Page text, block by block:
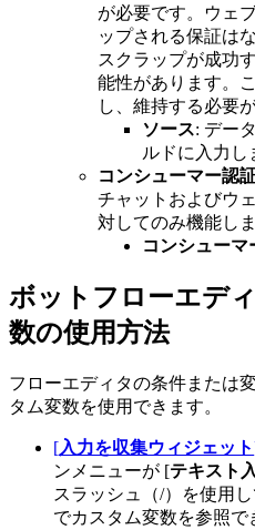
が必要です。ウェ
ップされる保証は
スクラップが成功
能性があります。
し、維持する必要
ソース: デー
ルドに入力し
コンシューマー認
チャットおよびウ
対してのみ機能し
コンシューマ
ボットフローエデ
数の使用方法
フローエディタの条件または
タム変数を使用できます。
[入力を収集ウィジェット
ンメニューが [テキスト
スラッシュ（/）を使用
でカスタム変数を参照で